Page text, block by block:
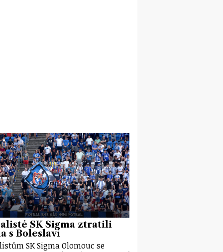
SK Sigma ztratili
s Boleslaví
SK Sigma Olomouc se